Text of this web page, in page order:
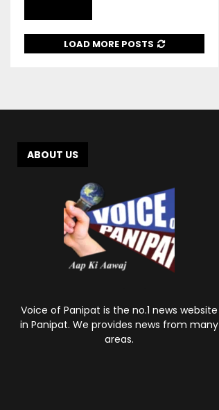
LOAD MORE POSTS
ABOUT US
Voice of Panipat is the no.1 news website
in Panipat. We provides news from many
areas.